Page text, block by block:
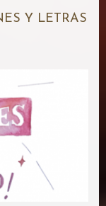
Y LETRAS